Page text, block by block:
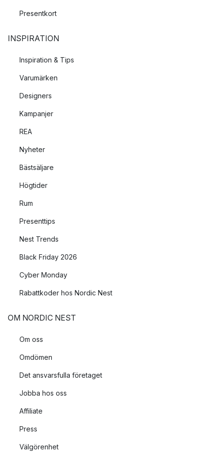
Presentkort
INSPIRATION
Inspiration & Tips
Varumärken
Designers
Kampanjer
REA
Nyheter
Bästsäljare
Högtider
Rum
Presenttips
Nest Trends
Black Friday 2026
Cyber Monday
Rabattkoder hos Nordic Nest
OM NORDIC NEST
Om oss
Omdömen
Det ansvarsfulla företaget
Jobba hos oss
Affiliate
Press
Välgörenhet